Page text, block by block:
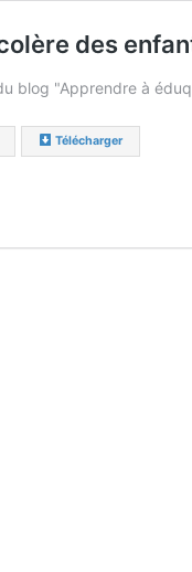
des
blog "Apprendre à
Télécharger